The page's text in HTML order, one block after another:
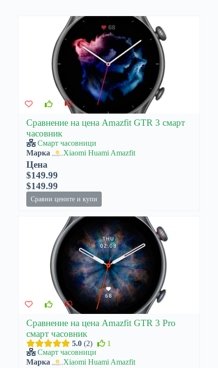
Сравнение на цена Amazfit GTR 3 смарт
часовник
Смарт часовници
Марка
Xiaomi Huami Amazfit
Цена
$149.99
$149.99
Сравни цените и купи
Сравнение на цена Amazfit GTR 3 Pro
смарт часовник
5.0 2
1
Смарт часовници
Марка
Xiaomi Huami Amazfit